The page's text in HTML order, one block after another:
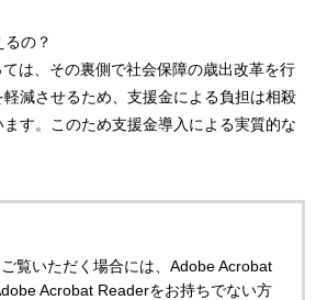
の？
は、その裏側で社会保障の歳出改革を行
減させるため、支援金による負担は相殺
す。このため支援金導入による実質的な
覧いただく場合には、Adobe Acrobat
Acrobat Readerをお持ちでない方